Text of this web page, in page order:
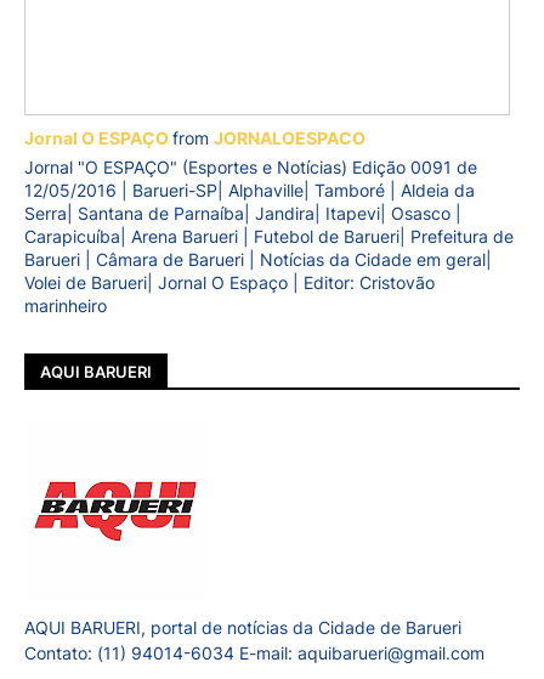
Jornal O ESPAÇOfrom JORNALOESPACO
Jornal "O ESPAÇO" (Esportes e Notícias) Edição 0091 de
12/05/2016 | Barueri-SP| Alphaville| Tamboré | Aldeia da
Serra| Santana de Parnaíba| Jandira| Itapevi| Osasco |
Carapicuíba| Arena Barueri | Futebol de Barueri| Prefeitura de
Barueri | Câmara de Barueri | Notícias da Cidade em geral|
Volei de Barueri| Jornal O Espaço | Editor: Cristovão
marinheiro
AQUI BARUERI
AQUI BARUERI, portal de notícias da Cidade de Barueri
Contato: (11) 94014-6034 E-mail: aquibarueri@gmail.com